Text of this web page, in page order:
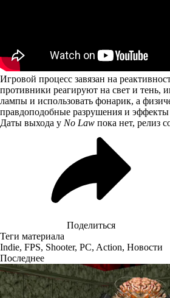
Игровой процесс завязан на
противники реагируют на свет и тень,
лампы и использовать фонарик, а
правдоподобные разрушения и эффекты
Даты выхода у No Law пока нет, релиз
Поделиться
Теги материала
Indie, FPS, Shooter, PC, Action, Новости
Последнее